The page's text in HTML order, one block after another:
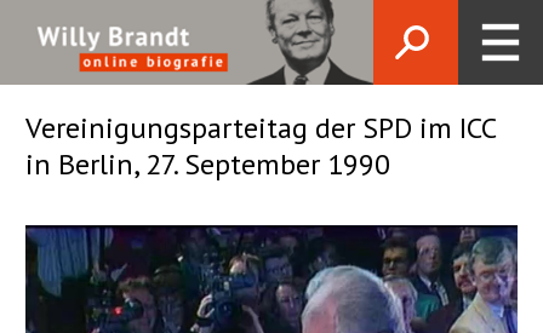
Vereinigungsparteitag der SPD im ICC
in Berlin, 27. September 1990